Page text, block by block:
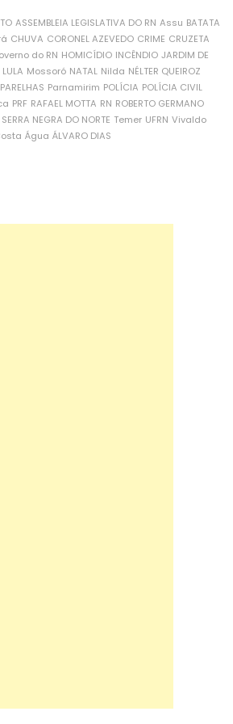
ASSEMBLEIA LEGISLATIVA DO RN Assu BATATA
CHUVA CORONEL AZEVEDO CRIME CRUZETA
do RN HOMICÍDIO INCÊNDIO JARDIM DE
LULA Mossoró NATAL Nilda NÉLTER QUEIROZ
PARELHAS Parnamirim POLÍCIA POLÍCIA CIVIL
PRF RAFAEL MOTTA RN ROBERTO GERMANO
SERRA NEGRA DO NORTE Temer UFRN Vivaldo
Água ÁLVARO DIAS